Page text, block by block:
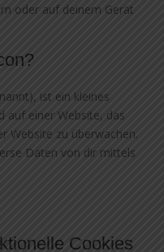
oder auf deinem Gerät
ist ein kleines
auf einer Website, das
Website zu überwachen.
Daten von dir mittels
Cookies